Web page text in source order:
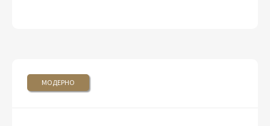
МОДЕРНО